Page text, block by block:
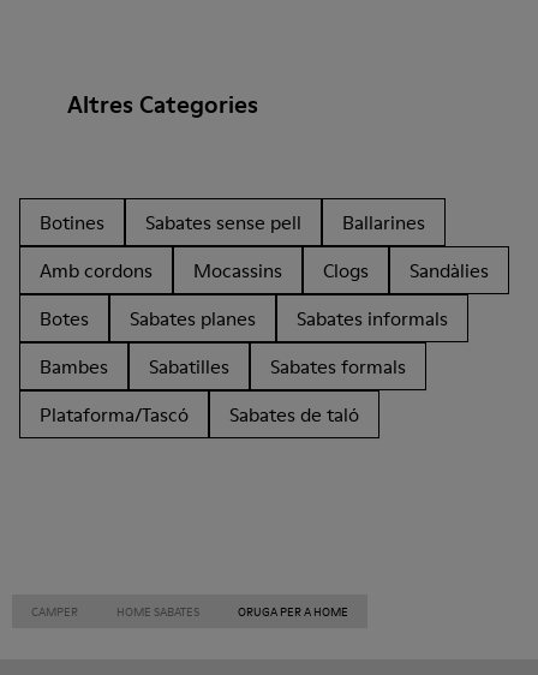
Altres Categories
Botines Sabates sense pell
Ballarines
Amb cordons
Mocassins Clogs
Sandàlies
Botes
Sabates planes
Sabates informals
Bambes
Sabatilles
Sabates formals
Plataforma/Tascó
Sabates de taló
CAMPER HOME SABATES ORUGA PER A HOME